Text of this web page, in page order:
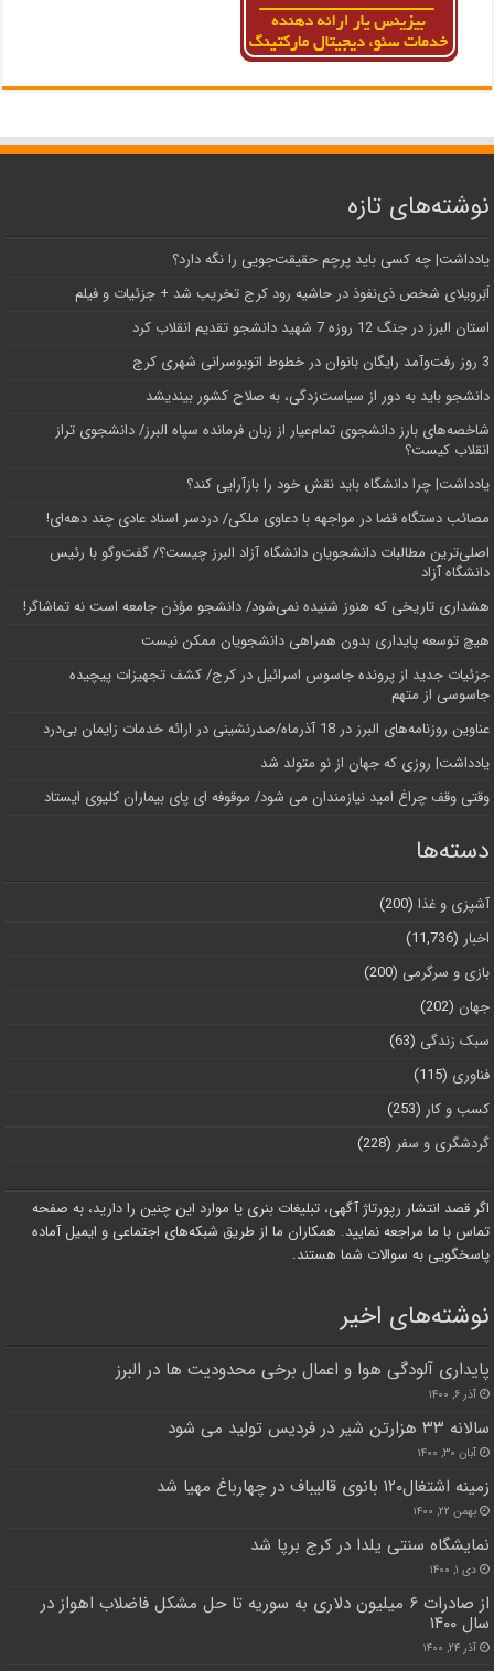
نوشته‌های تازه
یادداشت| ‌چه کسی باید پرچم حقیقت‌جویی را نگه دارد؟
اَبَر‌ویلای شخص ذی‌نفوذ در حاشیه‌ رود کرج تخریب شد + جزئیات و فیلم
استان البرز در جنگ 12 روزه 7 شهید دانشجو تقدیم انقلاب کرد
3 روز رفت‌وآمد رایگان بانوان در خطوط اتوبوسرانی شهری کرج
دانشجو باید به دور از سیاست‌زدگی، به صلاح کشور بیندیشد
شاخصه‌های بارز دانشجوی تمام‌عیار از زبان فرمانده سپاه البرز/ دانشجوی تراز
انقلاب کیست؟
یادداشت| چرا دانشگاه باید نقش خود را بازآرایی کند؟
مصائب دستگاه قضا در مواجهه با دعاوی ملکی/ دردسر اسناد عادی چند‌ دهه‌ای!
اصلی‌ترین مطالبات دانشجویان دانشگاه آزاد البرز چیست؟/ گفت‌وگو با رئیس
دانشگاه آز‌اد
هشداری تاریخی که هنوز شنیده نمی‌شود/ دانشجو مؤذن جامعه است نه تماشاگر!
هیچ توسعه پایداری بدون همراهی دانشجویان ممکن نیست
جزئیات جدید از پرونده جاسوس اسرائیل در کرج/‌ کشف تجهیزات پیچیده
جاسوسی از متهم
عناوین روزنامه‌های البرز در ‌18 آذرماه/صدرنشینی در ارائه خدمات زایمان بی‌درد
یادداشت| روزی که جهان از نو متولد شد
وقتی وقف چراغ امید نیازمندان می شود/ موقوفه ای پای بیماران کلیوی ایستاد
دسته‌ها
آشپزی و غذا (200)
اخبار (11,736)
بازی و سرگرمی (200)
جهان (202)
سبک زندگی (63)
فناوری (115)
کسب و کار (253)
گردشگری و سفر (228)
اگر قصد انتشار رپورتاژ آگهی، تبلیغات بنری یا موارد این چنین را دارید، به صفحه
تماس با ما مراجعه نمایید. همکاران ما از طریق شبکه‌های اجتماعی و ایمیل آماده
پاسخگویی به سوالات شما هستند.
نوشته‌های اخیر
پایداری آلودگی هوا و اعمال برخی محدودیت ها در البرز
آذر ۶, ۱۴۰۰
سالانه ۳۳ هزارتن شیر در فردیس تولید می شود
آبان ۳۰, ۱۴۰۰
زمینه اشتغال۱۲۰ بانوی قالیباف در چهارباغ مهیا شد
بهمن ۲۲, ۱۴۰۰
نمایشگاه سنتی یلدا در کرج برپا شد
دی ۱, ۱۴۰۰
از صادرات ۶ میلیون دلاری به سوریه تا حل مشکل فاضلاب اهواز در
سال ۱۴۰۰
آذر ۲۴, ۱۴۰۰